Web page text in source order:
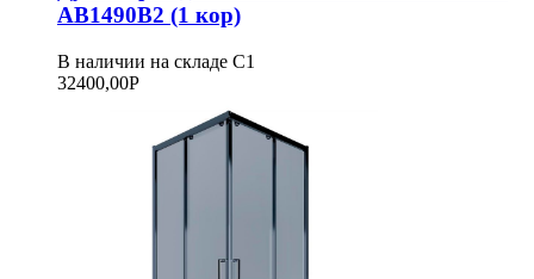
АВ1490В2 (1 кор)
В наличии на складе С1
32400,00Р